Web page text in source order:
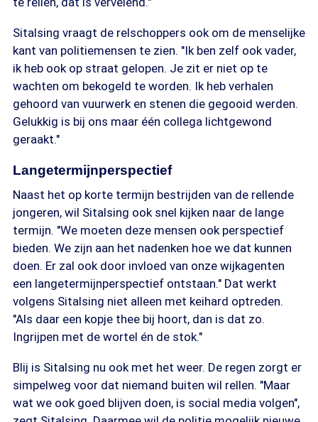
Sitalsing vraagt de relschoppers ook om de menselijke
kant van politiemensen te zien. "Ik ben zelf ook vader,
ik heb ook op straat gelopen. Je zit er niet op te
wachten om bekogeld te worden. Ik heb verhalen
gehoord van vuurwerk en stenen die gegooid werden.
Gelukkig is bij ons maar één collega lichtgewond
geraakt."
Langetermijnperspectief
Naast het op korte termijn bestrijden van de rellende
jongeren, wil Sitalsing ook snel kijken naar de lange
termijn. "We moeten deze mensen ook perspectief
bieden. We zijn aan het nadenken hoe we dat kunnen
doen. Er zal ook door invloed van onze wijkagenten
een langetermijnperspectief ontstaan." Dat werkt
volgens Sitalsing niet alleen met keihard optreden.
"Als daar een kopje thee bij hoort, dan is dat zo.
Ingrijpen met de wortel én de stok."
Blij is Sitalsing nu ook met het weer. De regen zorgt er
simpelweg voor dat niemand buiten wil rellen. "Maar
wat we ook goed blijven doen, is social media volgen",